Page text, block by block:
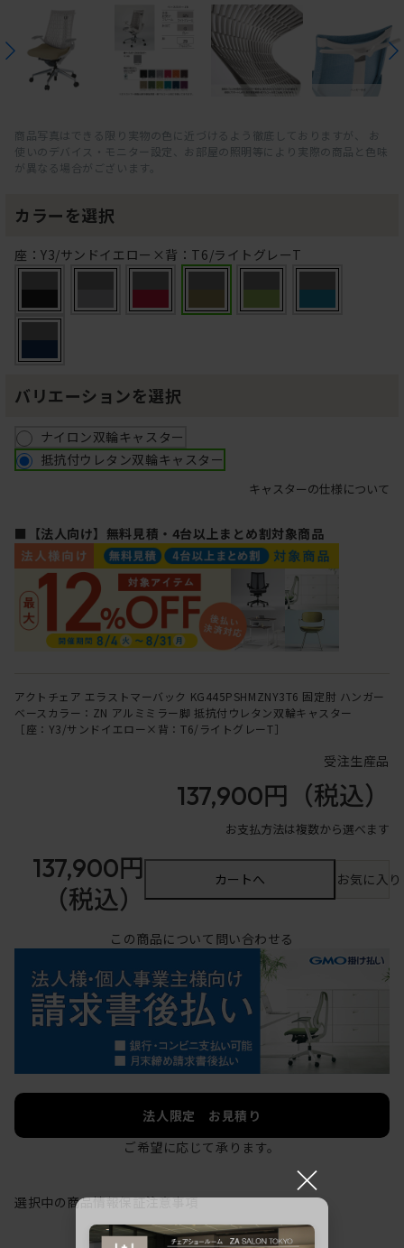
商品写真はできる限り実物の色に近づけるよう徹底しておりますが、 お
使いのデバイス・モニター設定、お部屋の照明等により実際の商品と色味
が異なる場合がございます。
カラーを選択
座：Y3/サンドイエロー×背：T6/ライトグレーT
バリエーションを選択
ナイロン双輪キャスター
抵抗付ウレタン双輪キャスター
キャスターの仕様について
■【法人向け】無料見積・4台以上まとめ割対象商品
アクトチェア エラストマーバック KG445PSHMZNY3T6 固定肘 ハンガー
ベースカラー：ZN アルミミラー脚 抵抗付ウレタン双輪キャスター
［座：Y3/サンドイエロー×背：T6/ライトグレーT］
受注生産品
137,900円 （税込）
お支払方法は複数から選べます
137,900円
（税込）
カートへ お気に入
この商品について問い合わせる
法人限定 お見積り
ご希望に応じて承ります。
選択中の商品情報保証注意事項
×